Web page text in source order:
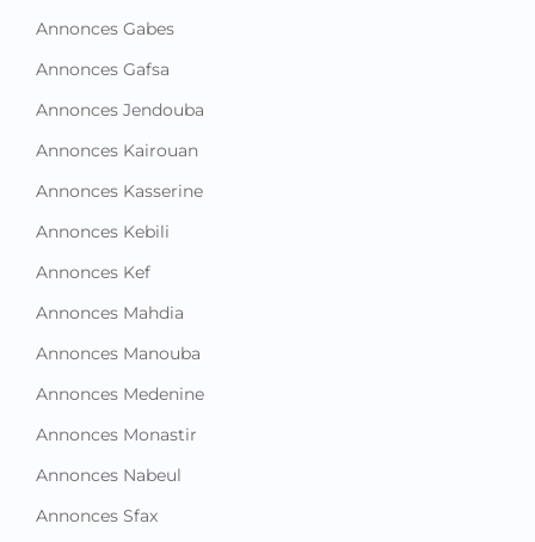
Annonces Gabes
Annonces Gafsa
Annonces Jendouba
Annonces Kairouan
Annonces Kasserine
Annonces Kebili
Annonces Kef
Annonces Mahdia
Annonces Manouba
Annonces Medenine
Annonces Monastir
Annonces Nabeul
Annonces Sfax